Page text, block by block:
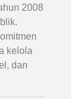
2008
kelola
dan